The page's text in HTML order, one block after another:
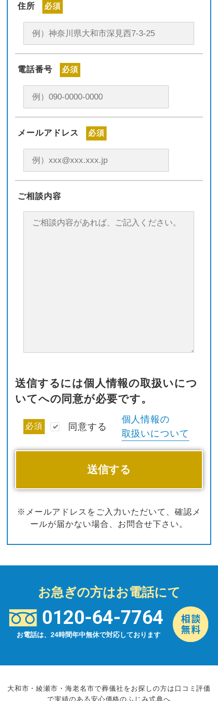
住所 必須
電話番号 必須
メールアドレス 必須
ご相談内容
送信するには個人情報の取扱いにつ
いてへの同意が必要です。
必須 同意する
個人情報の
取扱いについて
※メールアドレスをご入力いただいて、確認メ
ールが届かない場合、お問合せ下さい。
お急ぎの方はお電話にて
0120-64-7764
お電話は、24時間年中無休で対応しております
大和市・綾瀬市・海老名市で葬儀社をお探しの方は口コミ評価
で実績のある安心価格のふじみ式典へ